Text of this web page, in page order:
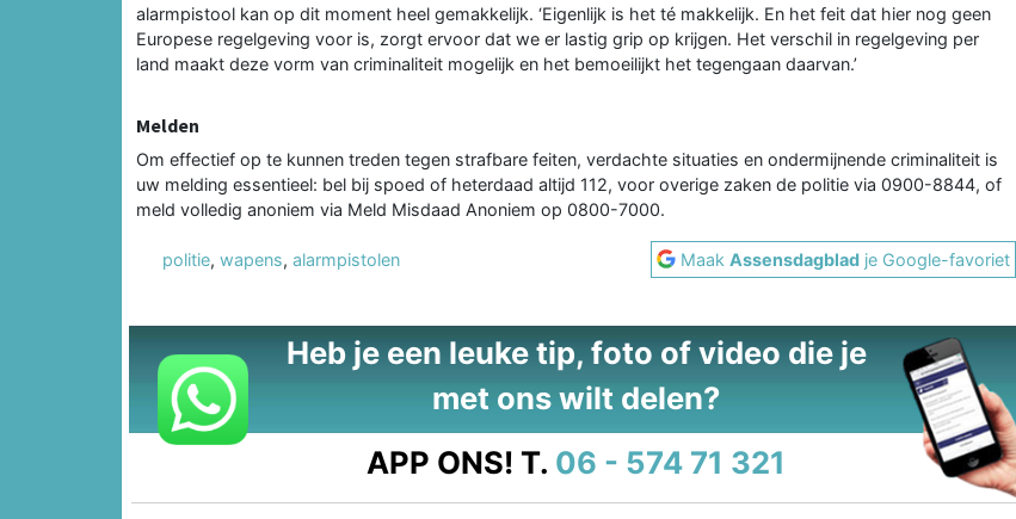
alarmpistool kan op dit moment heel gemakkelijk. ‘Eigenlijk is het té makkelijk. En het feit dat hier nog geen
Europese regelgeving voor is, zorgt ervoor dat we er lastig grip op krijgen. Het verschil in regelgeving per
land maakt deze vorm van criminaliteit mogelijk en het bemoeilijkt het tegengaan daarvan.’
Melden
Om effectief op te kunnen treden tegen strafbare feiten, verdachte situaties en ondermijnende criminaliteit is
uw melding essentieel: bel bij spoed of heterdaad altijd 112, voor overige zaken de politie via 0900-8844, of
meld volledig anoniem via Meld Misdaad Anoniem op 0800-7000.
politie, wapens, alarmpistolen MaakAssensdagblad je Google-favoriet
Heb je een leuke tip, foto of video die je
met ons wilt delen?
APP ONS! T. 06 - 574 71 321